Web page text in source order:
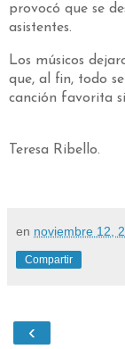
provocó que se
asistentes.
Los músicos
que, al fin, todo
canción favorita
Teresa Ribello.
en noviembre 12,
Compartir
‹